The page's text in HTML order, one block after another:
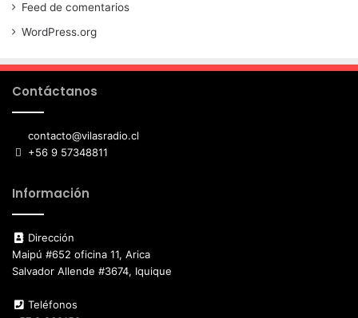
Feed de comentarios
WordPress.org
Contáctanos
contacto@vilasradio.cl
+56 9 57348811
Información
Dirección
Maipú #652 oficina 11, Arica
Salvador Allende #3674, Iquique
Teléfonos